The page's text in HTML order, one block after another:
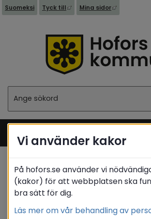
Suomeksi Tyck till Länk till annan
Mina sidor Länk till
Startsida Barn & utbildning
Vi använder kakor
På hofors.se använder vi
(kakor) för att webbplatsen ska
bra sätt för dig.
Läs mer om vår behandling av